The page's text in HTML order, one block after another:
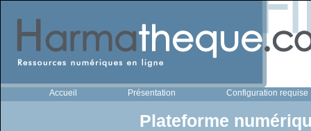
Accueil Présentation Configuration requise
Plateforme